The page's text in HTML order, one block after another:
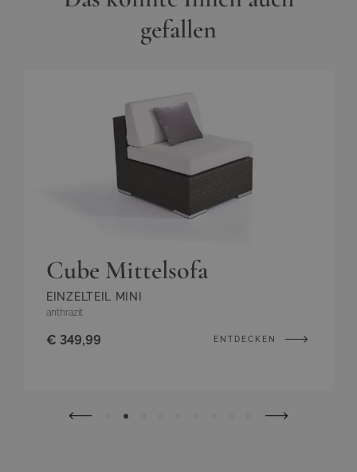
gefallen
Cube Mittelsofa
EINZELTEIL MINI
anthrazit
€ 349,99 ENTDECKEN